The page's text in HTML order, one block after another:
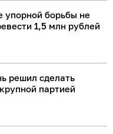
упорной борьбы не
1,5 млн рублей
решил сделать
партией